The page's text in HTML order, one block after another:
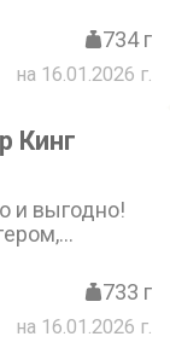
цене!734 г
на 16.01.2026 г.
Кинг
и выгодно!
цене!733 г
на 16.01.2026 г.